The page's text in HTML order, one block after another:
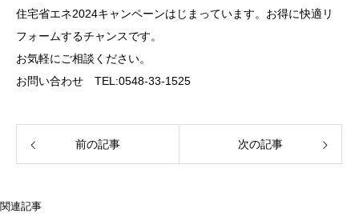
住宅省エネ2024キャンペーンはじまっています。お得に快適リ
フォームするチャンスです。
お気軽にご相談ください。
お問い合わせ TEL:0548-33-1525
前の記事 次の記事
関連記事